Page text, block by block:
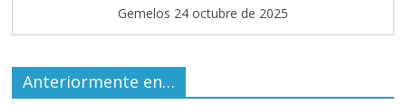
Gemelos 24 octubre de 2025
Anteriormente en…